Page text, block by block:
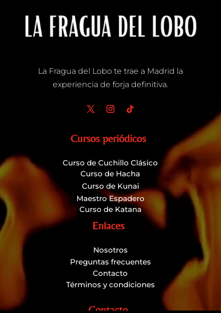
La Fragua del Lobo te trae a Madrid la
experiencia de forja definitiva.
Cursos periódicos
Curso de Cuchillo Clásico
Curso de Hacha
Curso de Kunai
Maestro Espadero
Curso de Katana
Enlaces
Nosotros
Preguntas frecuentes
Contacto
Términos y condiciones
Contacto